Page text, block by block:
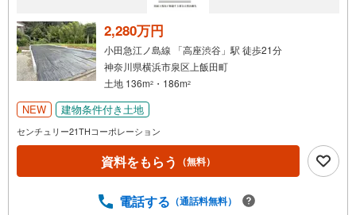
る
・
条
件
マ
イ
ペ
ジ
2,280万円
小田急江ノ島線 「高座渋谷」駅 徒歩21分
神奈川県横浜市泉区上飯田町
土地 136m2 ・186m2
NEW 建物条件付き土地
センチュリー21THコーポレーション
資料をもらう （無料）
電話する （通話料無料）